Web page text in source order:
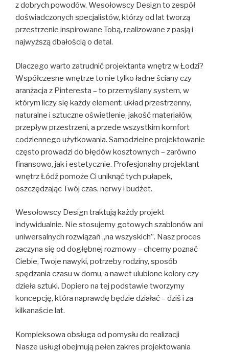
z dobrych powodów. Wesołowscy Design to zespół
doświadczonych specjalistów, którzy od lat tworzą
przestrzenie inspirowane Tobą, realizowane z pasją i
najwyższą dbałością o detal.
Dlaczego warto zatrudnić projektanta wnętrz w Łodzi?
Współczesne wnętrze to nie tylko ładne ściany czy
aranżacja z Pinteresta – to przemyślany system, w
którym liczy się każdy element: układ przestrzenny,
naturalne i sztuczne oświetlenie, jakość materiałów,
przepływ przestrzeni, a przede wszystkim komfort
codziennego użytkowania. Samodzielne projektowanie
często prowadzi do błędów kosztownych – zarówno
finansowo, jak i estetycznie. Profesjonalny projektant
wnętrz Łódź pomoże Ci uniknąć tych pułapek,
oszczędzając Twój czas, nerwy i budżet.
Wesołowscy Design traktują każdy projekt
indywidualnie. Nie stosujemy gotowych szablonów ani
uniwersalnych rozwiązań „na wszyskich”. Nasz proces
zaczyna się od dogłębnej rozmowy – chcemy poznać
Ciebie, Twoje nawyki, potrzeby rodziny, sposób
spędzania czasu w domu, a nawet ulubione kolory czy
dzieła sztuki. Dopiero na tej podstawie tworzymy
koncepcję, która naprawdę będzie działać – dziś i za
kilkanaście lat.
Kompleksowa obsługa od pomysłu do realizacji
Nasze usługi obejmują pełen zakres projektowania